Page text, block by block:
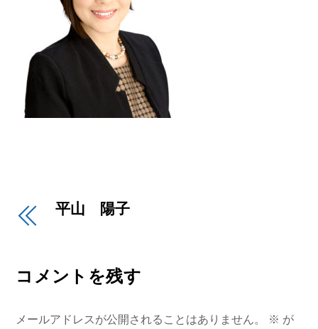
平山 陽子
コメントを残す
メールアドレスが公開されることはありません。 ※ が